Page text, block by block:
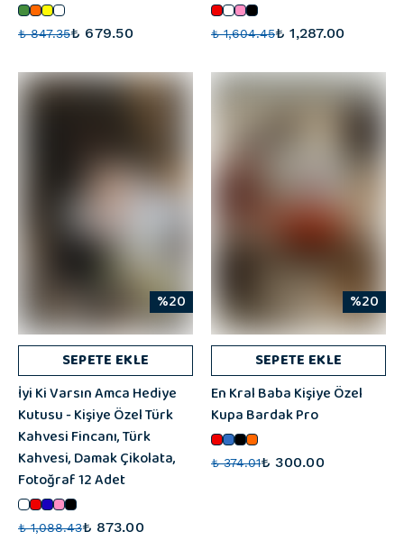
₺ 847.35₺ 679.50 ₺ 1,604.45₺ 1,287.00
%20
SEPETE EKLE
İyi Ki Varsın Amca Hediye
Kutusu - Kişiye Özel Türk
Kahvesi Fincanı, Türk
Kahvesi, Damak Çikolata,
Fotoğraf 12 Adet
₺ 1,088.43₺ 873.00
%20
SEPETE EKLE
En Kral Baba Kişiye Özel
Kupa Bardak Pro
₺ 374.01₺ 300.00